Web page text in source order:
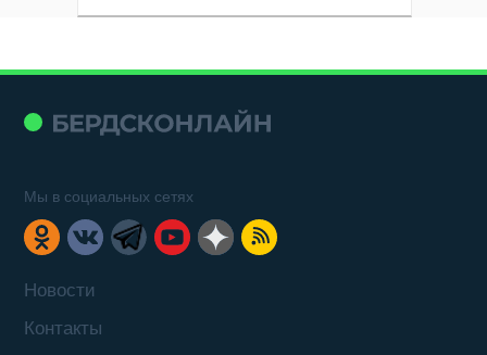
Новости
Контакты
Мы в социальных сетях